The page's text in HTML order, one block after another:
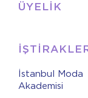
ÜYELİK
İstanbul Moda
Akademisi